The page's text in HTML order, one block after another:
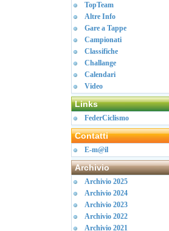
TopTeam
Altre Info
Gare a Tappe
Campionati
Classifiche
Challange
Calendari
Video
Links
FederCiclismo
Contatti
E-m@il
Archivio
Archivio 2025
Archivio 2024
Archivio 2023
Archivio 2022
Archivio 2021